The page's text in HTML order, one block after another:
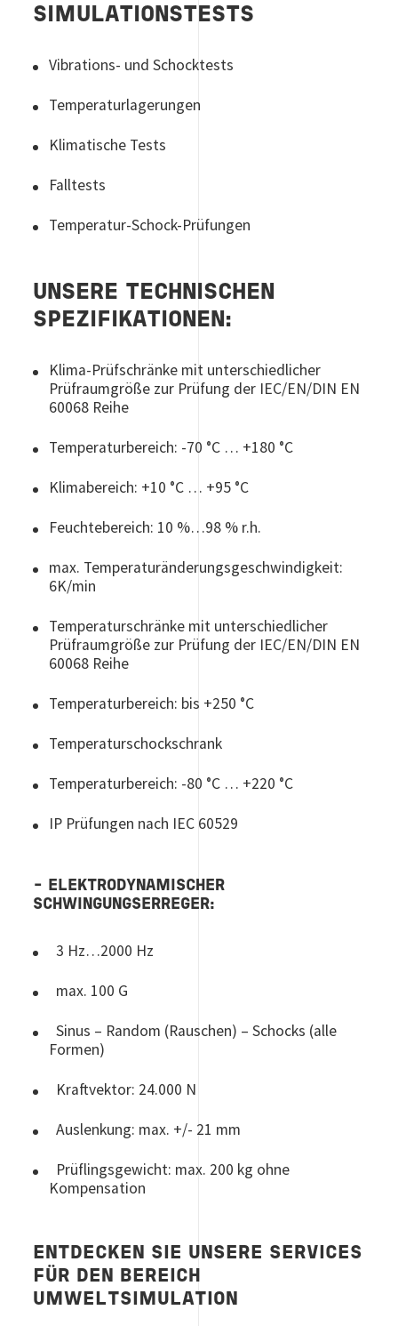
SIMULATIONSTESTS
Vibrations- und Schocktests
Temperaturlagerungen
Klimatische Tests
Falltests
Temperatur-Schock-Prüfungen
UNSERE TECHNISCHEN
SPEZIFIKATIONEN:
Klima-Prüfschränke mit unterschiedlicher
Prüfraumgröße zur Prüfung der IEC/EN/DIN EN
60068 Reihe
Temperaturbereich: -70 °C … +180 °C
Klimabereich: +10 °C … +95 °C
Feuchtebereich: 10 %…98 % r.h.
max. Temperaturänderungsgeschwindigkeit:
6K/min
Temperaturschränke mit unterschiedlicher
Prüfraumgröße zur Prüfung der IEC/EN/DIN EN
60068 Reihe
Temperaturbereich: bis +250 °C
Temperaturschockschrank
Temperaturbereich: -80 °C … +220 °C
IP Prüfungen nach IEC 60529
- ELEKTRODYNAMISCHER
SCHWINGUNGSERREGER:
3 Hz…2000 Hz
max. 100 G
Sinus – Random (Rauschen) – Schocks (alle
Formen)
Kraftvektor: 24.000 N
Auslenkung: max. +/- 21 mm
Prüflingsgewicht: max. 200 kg ohne
Kompensation
ENTDECKEN SIE UNSERE SERVICES
FÜR DEN BEREICH
UMWELTSIMULATION